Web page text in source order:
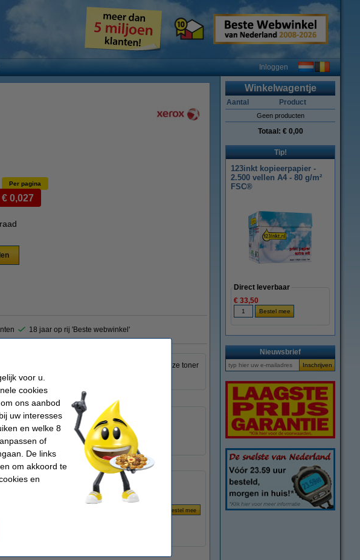
Inloggen
Per pagina
€ 0,027
18 jaar op rij 'Beste webwinkel'
drukt afbeeldingen haarscherp af, hierdoor is deze toner
Merk:
Xerox
EAN-code:
-
046857
Nummer: 006R90250
Winkelwagentje
Aantal Product
Geen producten
Totaal: € 0,00
Tip!
123inkt kopieerpapier -
2.500 vellen A4 - 80 g/m²
FSC®
Direct leverbaar
€ 33,50
Nieuwsbrief
voor u.
cookies
ons aanbod
uw interesses
en welke 8
of
De links
om akkoord te
en